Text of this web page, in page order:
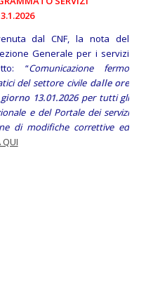
dal CNF, la nota del
Generale per i servizi
“Comunicazione fermo
del settore civile dalle ore
13.01.2026per tutti gli
e del Portale dei servizi
di modifiche correttive ed
QUI